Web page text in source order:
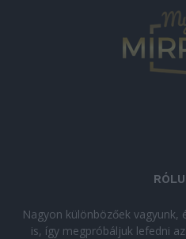
Nagyon különbözőek vagyunk,
is, így megpróbáljuk lefedni